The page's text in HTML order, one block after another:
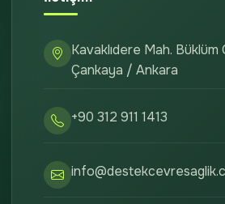
Kavaklıdere Mah. Büklüm
Çankaya / Ankara
+90 312 911 1413